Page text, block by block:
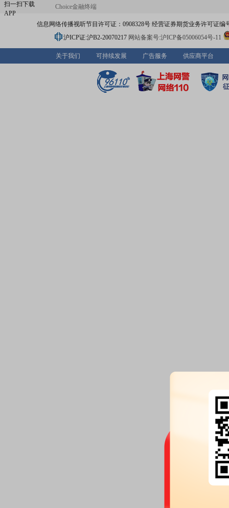
扫一扫下载
APP
Choice金融终端
信息网络传播视听节目许可证：0908328号 经营证券期货业务许可证编
沪ICP证:沪B2-20070217 网站备案号:沪ICP备05006054号-11
关于我们 可持续发展 广告服务 供应商平台